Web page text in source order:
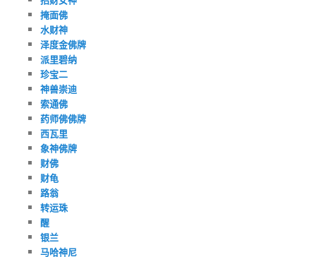
掩面佛
水财神
泽度金佛牌
派里碧纳
珍宝二
神兽崇迪
索通佛
药师佛佛牌
西瓦里
象神佛牌
财佛
财龟
路翁
转运珠
醒
银兰
马哈神尼